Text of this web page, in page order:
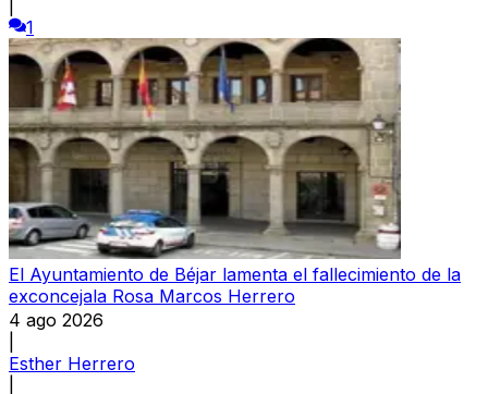
1
El Ayuntamiento de Béjar lamenta el fallecimiento de la
exconcejala Rosa Marcos Herrero
4 ago 2026
Esther Herrero